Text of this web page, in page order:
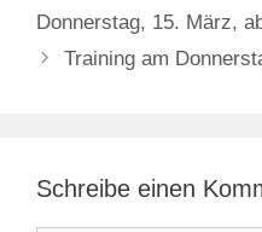
Donnerstag, 15. März,
Training am
Schreibe einen